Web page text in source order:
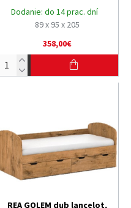
Dodanie: do 14 prac. dní
89 x 95 x 205
358,00€
REA GOLEM dub lancelot,